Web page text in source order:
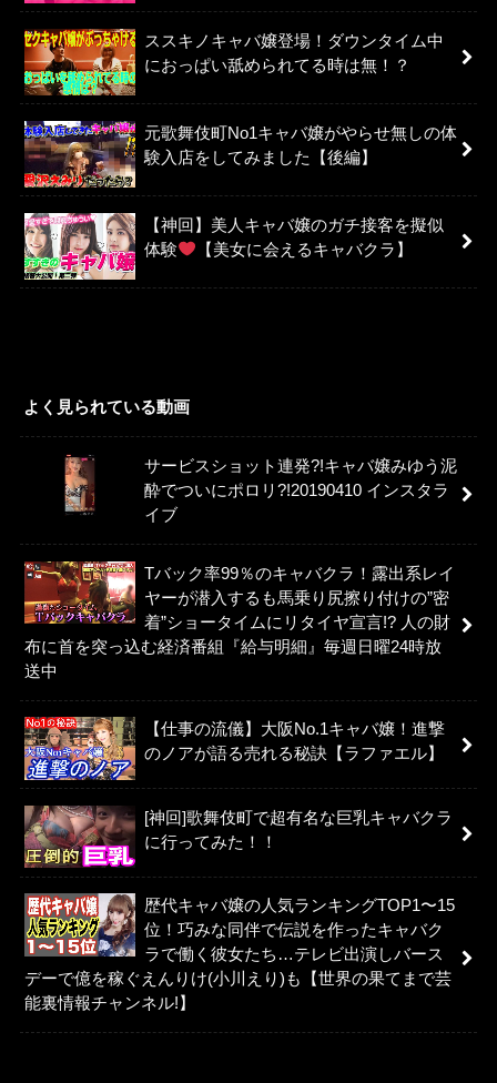
ススキノキャバ嬢登場！ダウンタイム中
におっぱい舐められてる時は無！？
元歌舞伎町No1キャバ嬢がやらせ無しの体
験入店をしてみました【後編】
【神回】美人キャバ嬢のガチ接客を擬似
体験
【美女に会えるキャバクラ】
よく見られている動画
サービスショット連発?!キャバ嬢みゆう泥
酔でついにポロリ?!20190410 インスタラ
イブ
Tバック率99％のキャバクラ！露出系レイ
ヤーが潜入するも馬乗り尻擦り付けの”密
着”ショータイムにリタイヤ宣言!? 人の財
布に首を突っ込む経済番組『給与明細』毎週日曜24時放
送中
【仕事の流儀】大阪No.1キャバ嬢！進撃
のノアが語る売れる秘訣【ラファエル】
[神回]歌舞伎町で超有名な巨乳キャバクラ
に行ってみた！！
歴代キャバ嬢の人気ランキングTOP1〜15
位！巧みな同伴で伝説を作ったキャバク
ラで働く彼女たち…テレビ出演しバース
デーで億を稼ぐえんりけ(小川えり)も【世界の果てまで芸
能裏情報チャンネル!】